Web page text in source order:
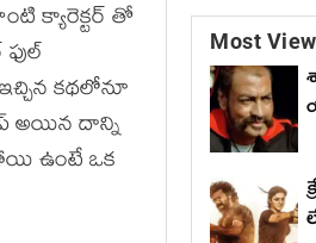
క్యారెక్టర్ తో
కథలోనూ
అయిన దాన్ని
ఉంటే ఒక
Most